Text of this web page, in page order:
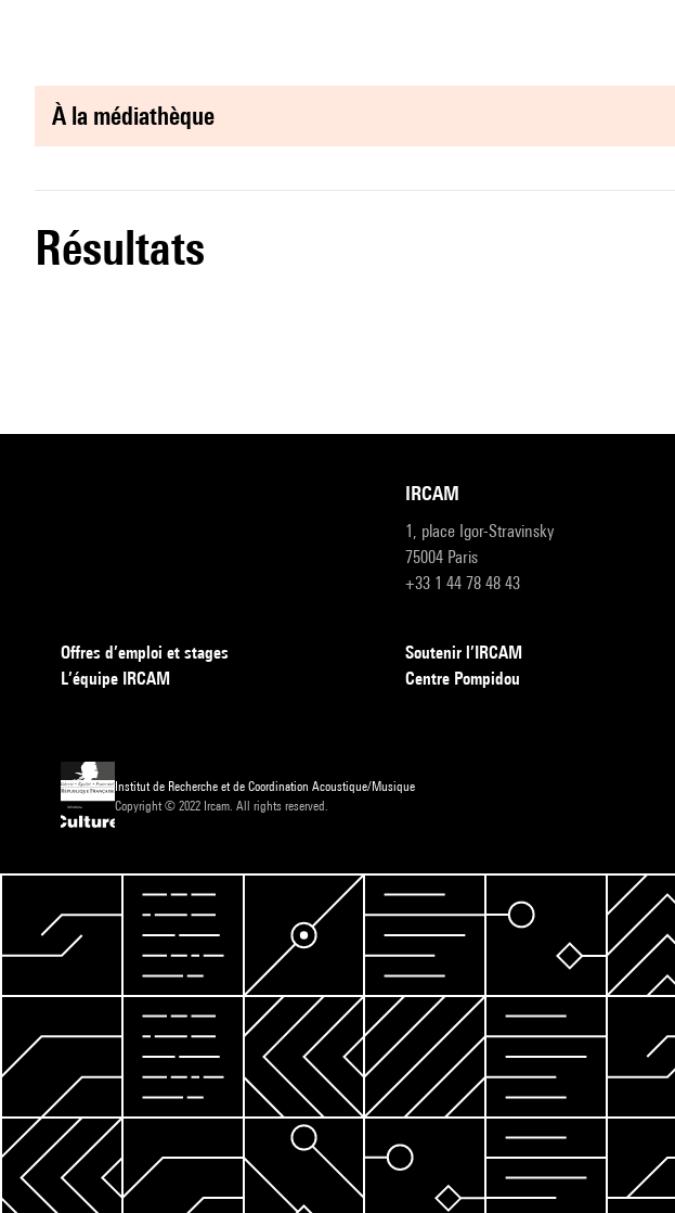
à la médiathèque
résultats
IRCAM
1, place Igor-Stravinsky
75004 Paris
+33 1 44 78 48 43
Offres d’emploi et stages
L’équipe IRCAM
Soutenir l’IRCAM
Centre Pompidou
Institut de Recherche et de Coordination Acoustique/Musique
Copyright © 2022 Ircam. All rights reserved.